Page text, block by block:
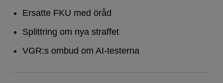
Ersatte FKU med öråd
Splittring om nya straffet
VGR:s ombud om AI-testerna